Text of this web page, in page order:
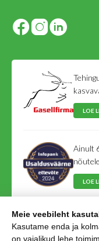
LOE
Ainult
LOE
liige.
Meie veebileht
Kasutame enda ja
on vajalikud lehe